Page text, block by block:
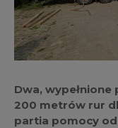
Dwa,
200 metrów rur
partia pomocy